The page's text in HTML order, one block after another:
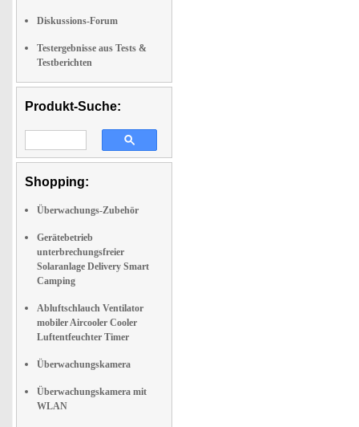
Diskussions-Forum
Testergebnisse aus Tests &
Testberichten
Produkt-Suche:
Shopping:
Überwachungs-Zubehör
Gerätebetrieb
unterbrechungsfreier
Solaranlage Delivery Smart
Camping
Abluftschlauch Ventilator
mobiler Aircooler Cooler
Luftentfeuchter Timer
Überwachungskamera
Überwachungskamera mit
WLAN